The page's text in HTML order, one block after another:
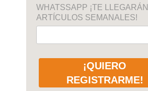
WHATSSAPP ¡TE
ARTÍCULOS SEMANALES!
¡QUIERO
REGISTRARME!